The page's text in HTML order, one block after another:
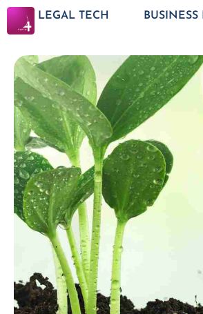
LEGAL TECH BUSINESS